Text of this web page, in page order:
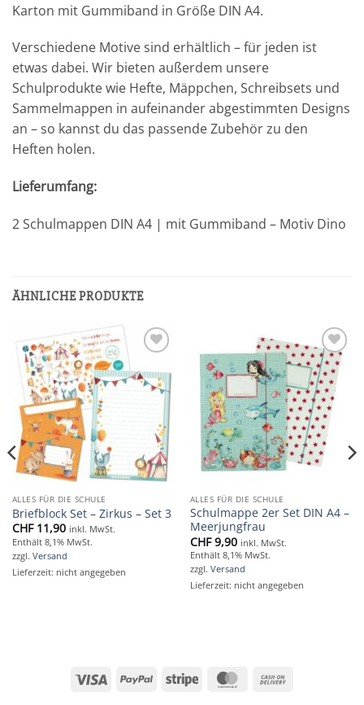
Karton mit Gummiband in Größe DIN A4.
Verschiedene Motive sind erhältlich – für jeden ist
etwas dabei. Wir bieten außerdem unsere
Schulprodukte wie Hefte, Mäppchen, Schreibsets und
Sammelmappen in aufeinander abgestimmten Designs
an – so kannst du das passende Zubehör zu den
Heften holen.
Lieferumfang:
2 Schulmappen DIN A4 | mit Gummiband – Motiv Dino
ÄHNLICHE PRODUKTE
wishlist
ALLES FÜR DIE SCHULE
Briefblock Set – Zirkus – Set 3
CHF11,90 inkl. MwSt.
Enthält 8,1% MwSt.
zzgl. Versand
Lieferzeit: nicht angegeben
Add to
wishlist
ALLES FÜR DIE SCHULE
Schulmappe 2er Set DIN A4 –
Meerjungfrau
CHF9,90 inkl. MwSt.
Enthält 8,1% MwSt.
zzgl. Versand
Lieferzeit: nicht angegeben
Visa PayPal Stripe MasterCard